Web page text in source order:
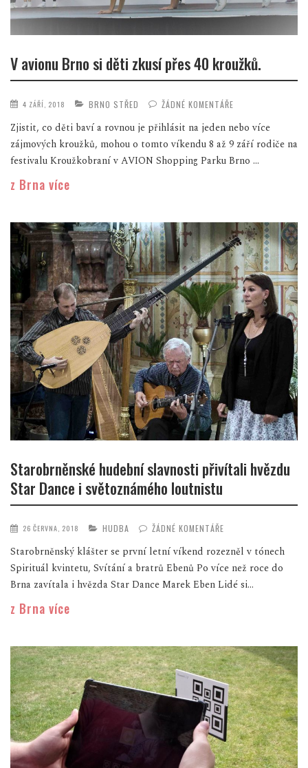
V avionu Brno si děti zkusí přes 40 kroužků.
4 ZÁŘÍ, 2018 BRNO STŘED ŽÁDNÉ KOMENTÁŘE
Zjistit, co děti baví a rovnou je přihlásit na jeden nebo více
zájmových kroužků, mohou o tomto víkendu 8 až 9 září rodiče na
festivalu Kroužkobraní v AVION Shopping Parku Brno ...
z Brna více
Starobrněnské hudební slavnosti přivítali hvězdu
Star Dance i světoznámého loutnistu
26 ČERVNA, 2018 HUDBA ŽÁDNÉ KOMENTÁŘE
Starobrněnský klášter se první letní víkend rozezněl v tónech
Spirituál kvintetu, Svítání a bratrů Ebenů Po více než roce do
Brna zavítala i hvězda Star Dance Marek Eben Lidé si...
z Brna více